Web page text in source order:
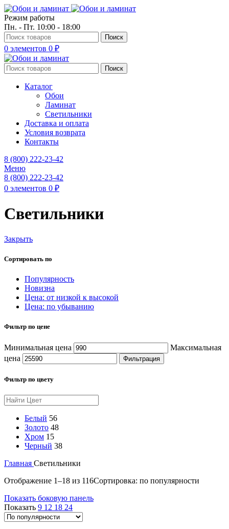
Режим работы
Пн. - Пт. 10:00 - 18:00
Поиск
0 элементов 0 ₽
Поиск
Каталог
Обои
Ламинат
Светильники
Доставка и оплата
Условия возврата
Контакты
8 (800) 222-23-42
Меню
8 (800) 222-23-42
0 элементов 0 ₽
Светильники
Закрыть
Сортировать по
Популярность
Новизна
Цена: от низкой к высокой
Цена: по убыванию
Фильтр по цене
Минимальная цена
Максимальная
цена
Фильтрация
Фильтр по цвету
Белый 56
Золото 48
Хром 15
Черный 38
Главная Светильники
Отображение 1–18 из 116Сортировка: по популярности
Показать боковую панель
Показать 9 12 18 24